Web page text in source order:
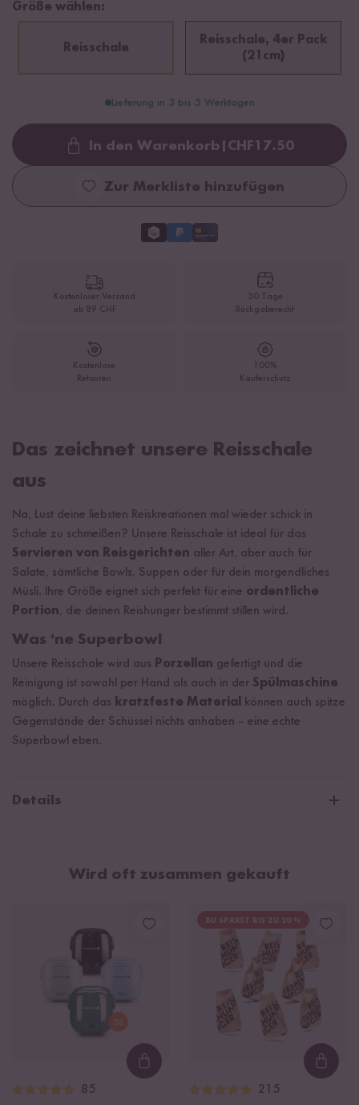
Größe wählen:
Reisschale
Reisschale, 4er Pack
(21cm)
Lieferung in 3 bis 5 Werktagen
Loading...
In den Warenkorb CHF17.50
Zur Merkliste hinzufügen
Kostenloser Versand
ab 89 CHF
30 Tage
Rückgaberecht
Kostenlose
Retouren
100%
Käuferschutz
Das zeichnet unsere Reisschale
aus
Na, Lust deine liebsten Reiskreationen mal wieder schick in
Schale zu schmeißen? Unsere Reisschale ist ideal für das
Servieren von Reisgerichten aller Art, aber auch für
Salate, sämtliche Bowls, Suppen oder für dein morgendliches
Müsli. Ihre Größe eignet sich perfekt für eine ordentliche
Portion, die deinen Reishunger bestimmt stillen wird.
Was ‘ne Superbowl
Unsere Reisschale wird aus Porzellan gefertigt und die
Reinigung ist sowohl per Hand als auch in der Spülmaschine
möglich. Durch das kratzfeste Material
können auch spitze
Gegenstände der Schüssel nichts anhaben – eine echte
Superbowl eben.
Details
Farbe: Weiß mit Reishunger Aufdruck
Durchmesser: 21 cm
Höhe: 7,3 cm
Gewicht: 510 g
Einfach zu reinigen, kratzfest & spülmaschinengeeignet
Wird oft zusammen gekauft
Loading...
85
DU SPARST BIS ZU 20 %
215